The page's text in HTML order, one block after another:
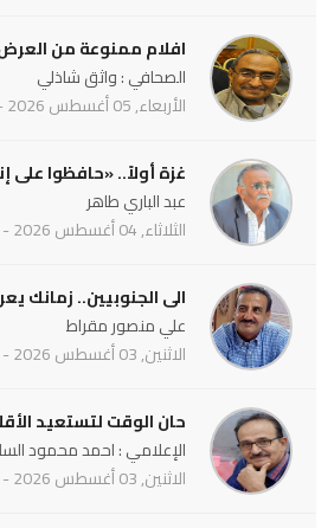
افلام ممنوعة من
الصحافي : واثق شاذلي
الأربعاء, 05 أغسطس 2026 - 09:59 م
غزة أولاً.. «حافظوا على
عبد الباري طاهر
الثلاثاء, 04 أغسطس 2026 - 12:40 ص
الى الجنوبيين.. زمانك
علي منصور مقراط
الاثنين, 03 أغسطس 2026 - 08:02 م
حان الوقت لتستعيد
الإعلامي : احمد محمود
الاثنين, 03 أغسطس 2026 - 04:10 م